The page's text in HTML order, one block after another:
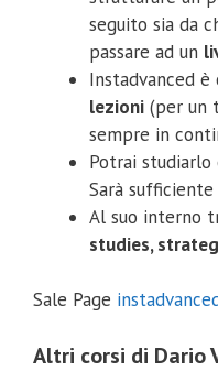
seguito sia da
passare ad un
​Instadvanced
lezioni (per un
sempre in
Potrai studiarlo
Sarà
Al suo interno
studies,
Sale Page
Altri corsi di Dario